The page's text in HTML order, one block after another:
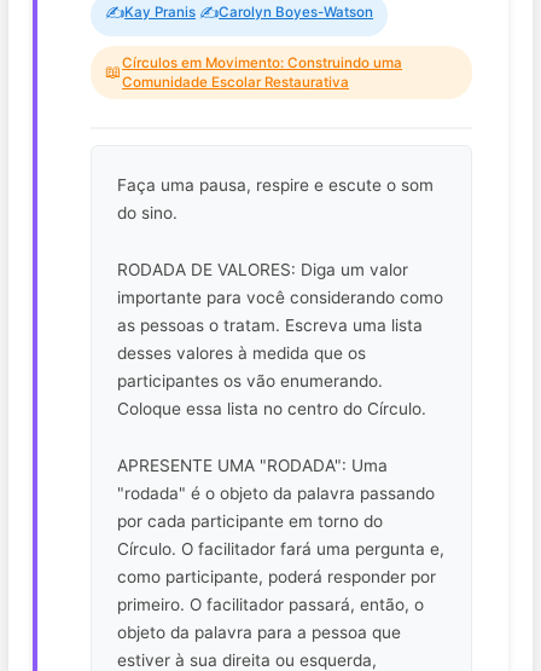
✍️Kay Pranis ✍️Carolyn Boyes-Watson
📖Círculos em Movimento: Construindo uma
Comunidade Escolar Restaurativa
Faça uma pausa, respire e escute o som
do sino.
RODADA DE VALORES: Diga um valor
importante para você considerando como
as pessoas o tratam. Escreva uma lista
desses valores à medida que os
participantes os vão enumerando.
Coloque essa lista no centro do Círculo.
APRESENTE UMA "RODADA": Uma
"rodada" é o objeto da palavra passando
por cada participante em torno do
Círculo. O facilitador fará uma pergunta e,
como participante, poderá responder por
primeiro. O facilitador passará, então, o
objeto da palavra para a pessoa que
estiver à sua direita ou esquerda,